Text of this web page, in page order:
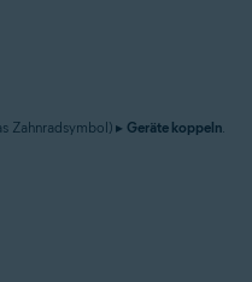
Zahnradsymbol) ▸ Geräte koppeln.